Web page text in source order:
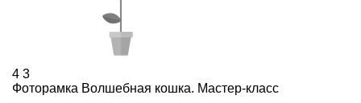
4 3
Фоторамка Волшебная кошка. Мастер-класс